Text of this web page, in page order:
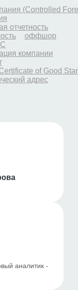
(Controlled
отчетность
оффшор
компании
of Good
адрес
аналитик -